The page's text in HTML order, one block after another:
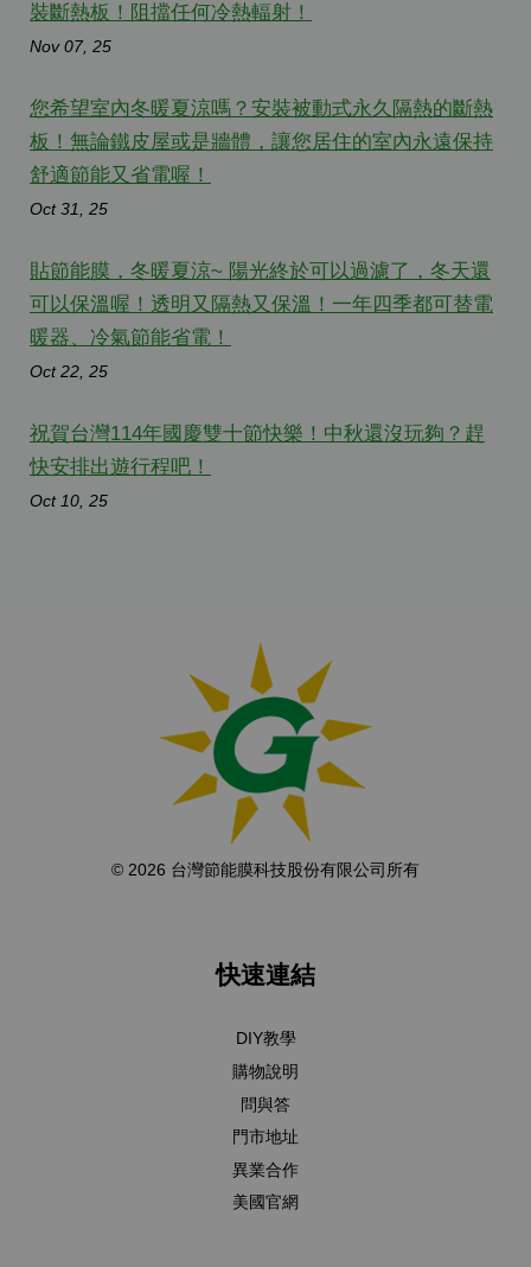
裝斷熱板！阻擋任何冷熱輻射！
Nov 07, 25
您希望室內冬暖夏涼嗎？安裝被動式永久隔熱的斷熱
板！無論鐵皮屋或是牆體，讓您居住的室內永遠保持
舒適節能又省電喔！
Oct 31, 25
貼節能膜，冬暖夏涼~ 陽光終於可以過濾了，冬天還
可以保溫喔！透明又隔熱又保溫！一年四季都可替電
暖器、冷氣節能省電！
Oct 22, 25
祝賀台灣114年國慶雙十節快樂！中秋還沒玩夠？趕
快安排出遊行程吧！
Oct 10, 25
© 2026 台灣節能膜科技股份有限公司所有
快速連結
DIY教學
購物說明
問與答
門市地址
異業合作
美國官網